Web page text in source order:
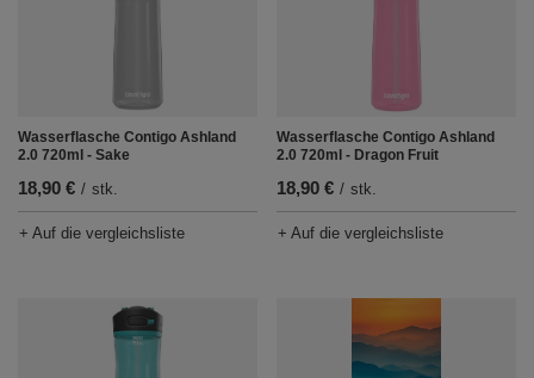
Wasserflasche Contigo Ashland
2.0 720ml - Sake
18,90 € / stk.
+ Auf die vergleichsliste
Wasserflasche Contigo Ashland
2.0 720ml - Dragon Fruit
18,90 € / stk.
+ Auf die vergleichsliste